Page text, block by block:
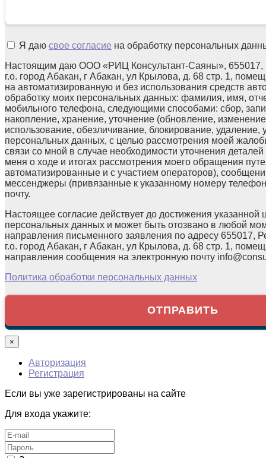
Я даю свое согласие на обработку персональных
Настоящим даю ООО «РИЦ Консультант-Саяны», 655017,
г.о. город Абакан, г Абакан, ул Крылова, д. 68 стр. 1,
на автоматизированную и без использования средств
обработку моих персональных данных: фамилия, имя,
мобильного телефона, следующими способами: сбор,
накопление, хранение, уточнение (обновление,
использование, обезличивание, блокирование, удаление,
персональных данных, с целью рассмотрения моей
связи со мной в случае необходимости уточнения
меня о ходе и итогах рассмотрения моего обращения
автоматизированные и с участием операторов),
мессенджеры (привязанные к указанному номеру
почту.
Настоящее согласие действует до достижения указанной
персональных данных и может быть отозвано в любой
направления письменного заявления по адресу 655017,
г.о. город Абакан, г Абакан, ул Крылова, д. 68 стр. 1,
направления сообщения на электронную почту
Политика обработки персональных данных
×
Авторизация
Регистрация
Если вы уже зарегистрированы на сайте
Для входа укажите: